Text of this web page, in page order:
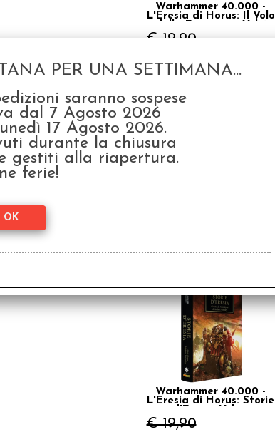
Warhammer 40.000 -
L'Eresia di Horus: Il Volo
€ 19,90
€15,92
€ 15,92
Warhammer 40.000 -
L'Eresia di Horus: Storie
€ 19,90
PER UNA SETTIMANA...
saranno sospese
dal 7 Agosto 2026
17 Agosto 2026.
durante la chiusura
gestiti alla riapertura.
ferie!